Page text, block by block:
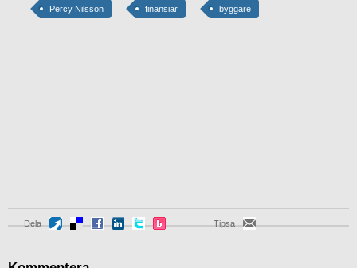
Percy Nilsson finansiär byggare
Dela Tipsa